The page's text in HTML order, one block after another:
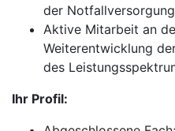
der
Aktive Mitarbeit an
Weiterentwicklung
des
Ihr Profil: